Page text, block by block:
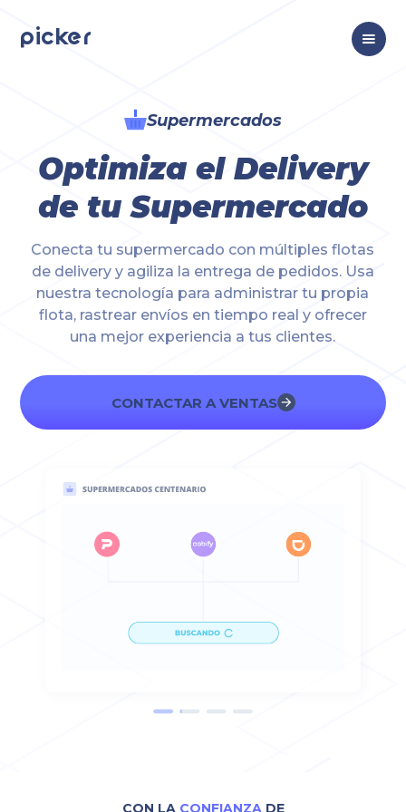
picker
Supermercados
Optimiza el Delivery
de tu Supermercado
Conecta tu supermercado con múltiples flotas
de delivery y agiliza la entrega de pedidos. Usa
nuestra tecnología para administrar tu propia
flota, rastrear envíos en tiempo real y ofrecer
una mejor experiencia a tus clientes.
CONTACTAR A VENTAS
CON LA CONFIANZADE